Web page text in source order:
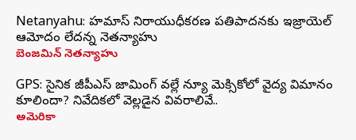
Netanyahu: హమాస్ నిరాయుధీకరణ ప్రతిపాదనకు ఇజ్రాయెల్
ఆమోదం లేదన్న నెతన్యాహు
బెంజమిన్ నెతన్యాహు
GPS: సైనిక జీపీఎస్ జామింగ్ వల్లే న్యూ మెక్సికోలో వైద్య విమానం
కూలిందా? నివేదికలో వెల్లడైన వివరాలివే..
అమెరికా